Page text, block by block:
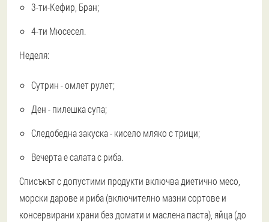
3-ти-Кефир, Бран;
4-ти Мюсесел.
Неделя:
Сутрин - омлет рулет;
Ден - пилешка супа;
Следобедна закуска - кисело мляко с трици;
Вечерта е салата с риба.
Списъкът с допустими продукти включва диетично месо,
морски дарове и риба (включително мазни сортове и
консервирани храни без домати и маслена паста), яйца (до